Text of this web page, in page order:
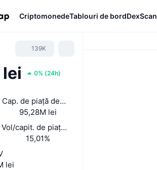
CriptomonedeTablouri de bordDexScan
139K
0% (24h)
Cap. de piață deblocată
95,28M lei
Vol/capit. de piață (24 h)
15,01%
lei